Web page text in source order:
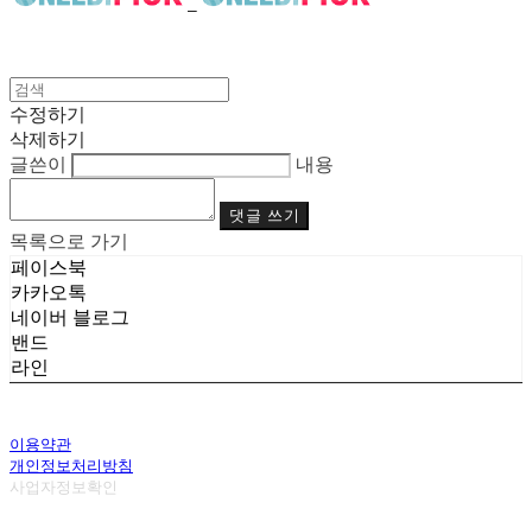
수정하기
삭제하기
글쓴이
내용
댓글 쓰기
목록으로 가기
페이스북
카카오톡
네이버 블로그
밴드
라인
이용약관
개인정보처리방침
사업자정보확인